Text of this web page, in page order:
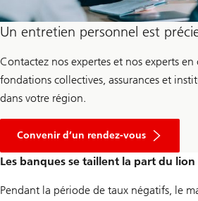
Un entretien personnel est
Contactez nos expertes et nos experts en
fondations collectives, assurances et
dans votre région.
Convenir d’un rendez-vous
v
c
u
e
Les banques se taillent la part du lion
Pendant la période de taux négatifs, le